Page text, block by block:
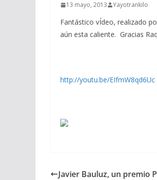
13 mayo, 2013 Yayotrankilo
Fantástico vÍdeo, realizado
aún esta caliente. Gracias
http://youtu.be/EIfmW8qd6Uc
Javier Bauluz, un premio